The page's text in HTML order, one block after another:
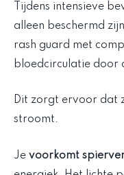
Tijdens intensieve
alleen beschermd
rash guard met
bloedcirculatie door
Dit zorgt ervoor dat
stroomt.
Je voorkomt